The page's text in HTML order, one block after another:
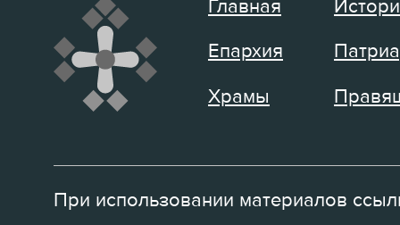
Главная
Епархия
Храмы
При использовании материалов